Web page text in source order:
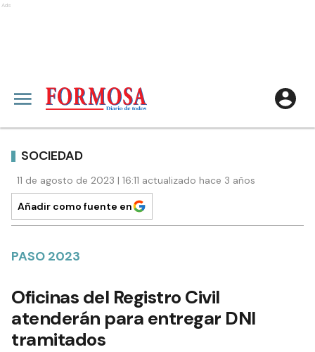
Ads
SOCIEDAD
11 de agosto de 2023 | 16:11 actualizado hace 3 años
Añadir como fuente en
PASO 2023
Oficinas del Registro Civil
atenderán para entregar DNI
tramitados